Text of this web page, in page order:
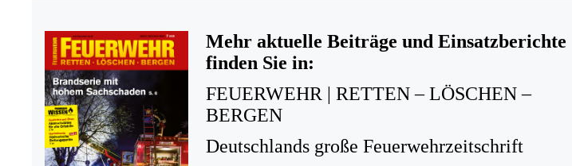
Mehr aktuelle Beiträge und Einsatzberichte
finden Sie in:
FEUERWEHR | RETTEN – LÖSCHEN –
BERGEN
Deutschlands große Feuerwehrzeitschrift